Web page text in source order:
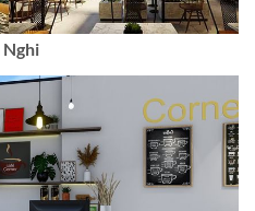
Nghi